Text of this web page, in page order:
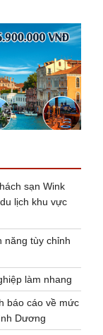
sạn Wink
lịch khu vực
năng tùy chỉnh
làm nhang
báo cáo về mức
Dương